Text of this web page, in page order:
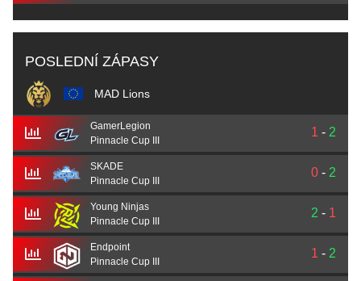
POSLEDNÍ ZÁPASY
MAD Lions
GamerLegion
Pinnacle Cup III
1 - 2
SKADE
Pinnacle Cup III
0 - 2
Young Ninjas
Pinnacle Cup III
2 - 1
Endpoint
Pinnacle Cup III
1 - 2